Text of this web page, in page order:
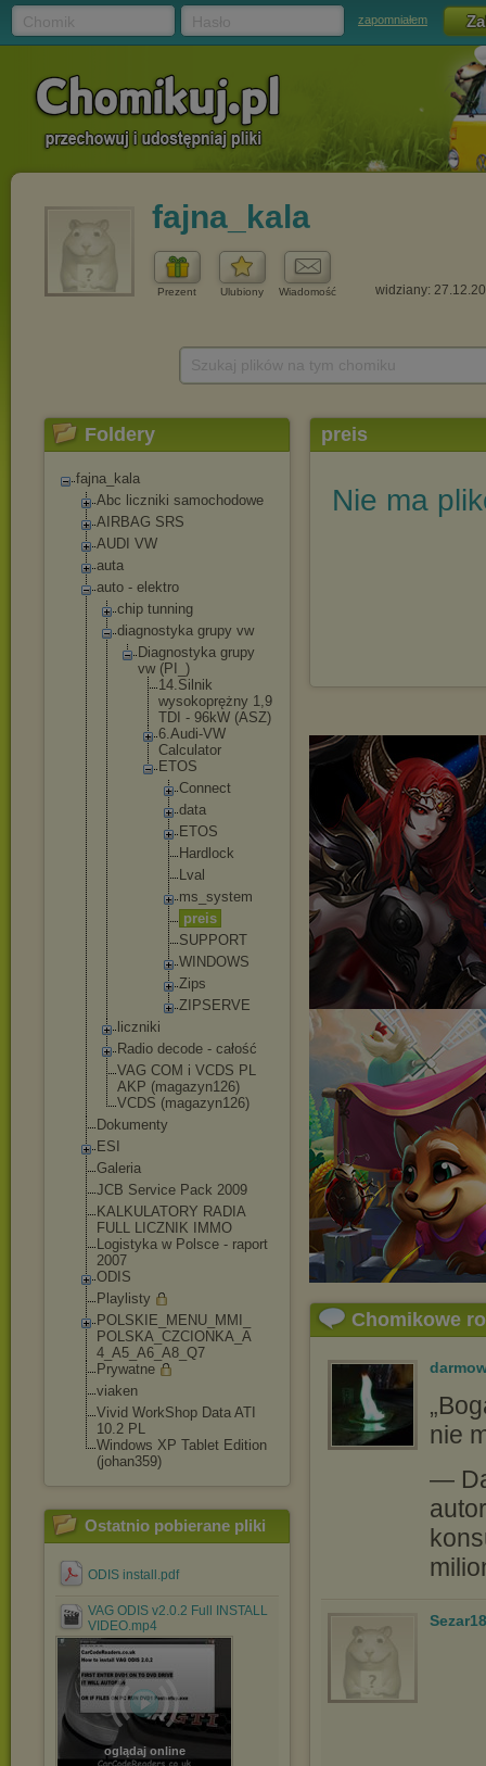
zapomniałem
fajna_kala
Prezent Ulubiony Wiadomość widziany:
Foldery
fajna_kala
Abc liczniki samochodowe
AIRBAG SRS
AUDI VW
auta
auto - elektro
chip tunning
diagnostyka grupy vw
Diagnostyka grupy
vw (PI_)
14.Silni k
wysokoprężny 1,9
TDI - 96kW (ASZ)
6.Audi-VW
Calculator
ETOS
Connect
data
ETOS
Hardl ock
Lval
ms_system
preis
SUPPORT
WINDOWS
Zips
ZIPSE RVE
liczniki
Radio decode - całość
VAG COM i VCDS PL
AKP (magazyn126)
VCDS (magazyn126)
Dokumenty
ESI
Galeria
JCB Service Pack 2009
KALKULATORY RADIA
FULL LICZNIK IMMO
Logistyka w Polsce - raport
2007
ODIS
Playlisty
POLSKIE_MENU_MMI_
POLSKA_CZCIONKA_A
4_A5_A6_A8_Q7
Prywatne
viaken
Vivid WorkShop Data ATI
10.2 PL
Windows XP Tablet Edition
(johan359)
Ostatnio pobierane pliki
ODIS install.pdf
VAG ODIS v2.0.2 Full INSTALL
VIDEO.mp4
oglądaj online
preis
Nie ma
Chomikowe
nie
—
Sezar18